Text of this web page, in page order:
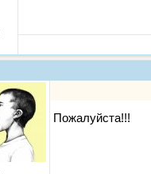
Пожалуйста!!!